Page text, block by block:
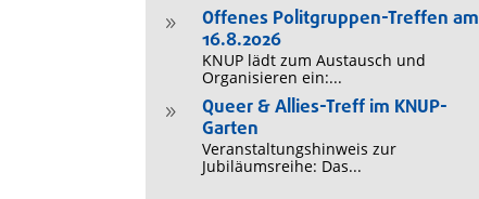
9
Offenes Politgruppen-Treffen am
16.8.2026
KNUP lädt zum Austausch und
Organisieren ein:...
9
Queer & Allies-Treff im KNUP-
Garten
Veranstaltungshinweis zur
Jubiläumsreihe: Das...